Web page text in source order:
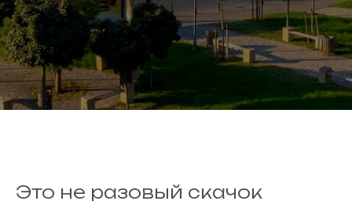
Это не разовый скачок